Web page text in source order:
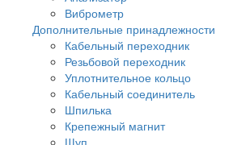
Виброметр
Дополнительные принадлежности
Кабельный переходник
Резьбовой переходник
Уплотнительное кольцо
Кабельный соединитель
Шпилька
Крепежный магнит
Щуп